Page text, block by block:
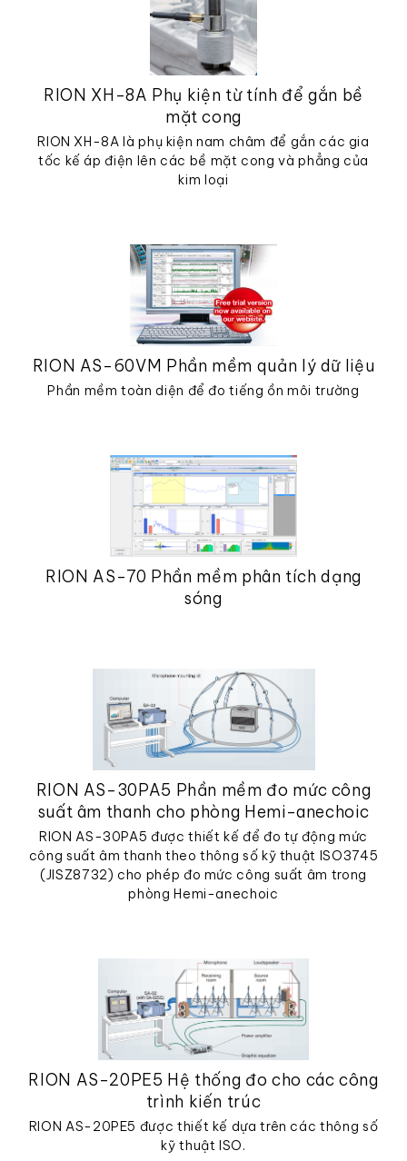
RION XH-8A Phụ kiện từ tính để gắn bề
mặt cong
RION XH-8A là phụ kiện nam châm để gắn các gia
tốc kế áp điện lên các bề mặt cong và phẳng của
kim loại
RION AS-60VM Phần mềm quản lý dữ liệu
Phần mềm toàn diện để đo tiếng ồn môi trường
RION AS-70 Phần mềm phân tích dạng
sóng
RION AS-30PA5 Phần mềm đo mức công
suất âm thanh cho phòng Hemi-anechoic
RION AS-30PA5 được thiết kế để đo tự động mức
công suất âm thanh theo thông số kỹ thuật ISO3745
(JISZ8732) cho phép đo mức công suất âm trong
phòng Hemi-anechoic
RION AS-20PE5 Hệ thống đo cho các công
trình kiến trúc
RION AS-20PE5 được thiết kế dựa trên các thông số
kỹ thuật ISO.